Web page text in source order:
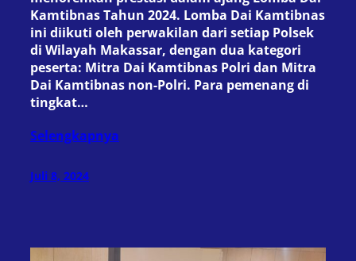
Kamtibnas Tahun 2024. Lomba Dai Kamtibnas
ini diikuti oleh perwakilan dari setiap Polsek
di Wilayah Makassar, dengan dua kategori
peserta: Mitra Dai Kamtibnas Polri dan Mitra
Dai Kamtibnas non-Polri. Para pemenang di
tingkat…
Selengkapnya
Juli 8, 2024